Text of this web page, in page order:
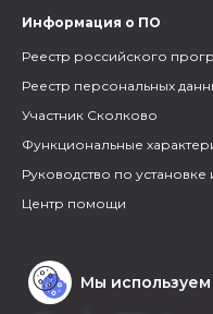
Информация о ПО
Реестр российского
Реестр персональных
Участник Сколково
Функциональные
Руководство по установке
Центр помощи
Мы